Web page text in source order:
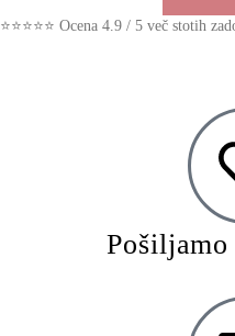
⭐⭐⭐⭐⭐ Ocena 4.9 / 5 več stotih